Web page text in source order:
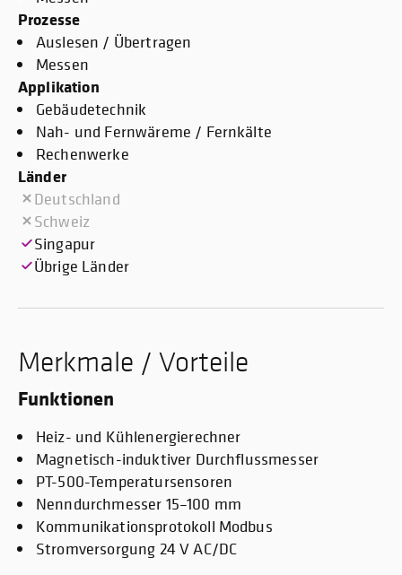
Prozesse
Auslesen / Übertragen
Messen
Applikation
Gebäudetechnik
Nah- und Fernwäreme / Fernkälte
Rechenwerke
Länder
Deutschland
Schweiz
Singapur
Übrige Länder
Merkmale / Vorteile
Funktionen
Heiz- und Kühlenergierechner
Magnetisch-induktiver Durchflussmesser
PT-500-Temperatursensoren
Nenndurchmesser 15–100 mm
Kommunikationsprotokoll Modbus
Stromversorgung 24 V AC/DC